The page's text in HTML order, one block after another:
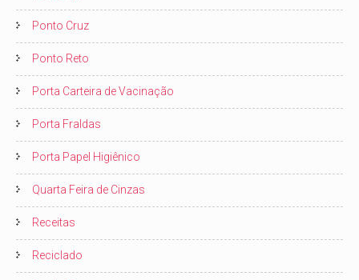
Ponto Cruz
Ponto Reto
Porta Carteira de Vacinação
Porta Fraldas
Porta Papel Higiênico
Quarta Feira de Cinzas
Receitas
Reciclado